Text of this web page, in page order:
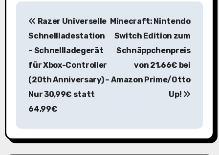
B
g
s
Razer Universelle
Schnellladestation
– Schnellladegerät
für Xbox-Controller
(20th Anniversary) –
Nur 30,99€ statt
64,99€
Minecraft: Nintendo
Switch Edition zum
Schnäppchenpreis
von 21,66€ bei
Amazon Prime/Otto
Up!